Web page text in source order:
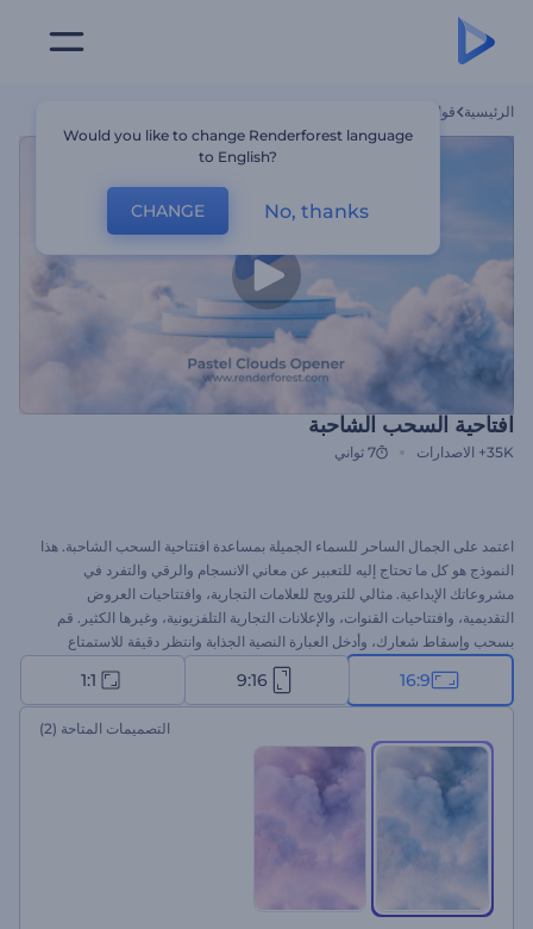
الرئيسية قوالب
افتاحية السحب الشاحبة
35K+ الاصدارات 7 ثواني
اعتمد على الجمال الساحر للسماء الجميلة بمساعدة افتتاحية السحب الشاحبة. هذا
النموذج هو كل ما تحتاج إليه للتعبير عن معاني الانسجام والرقي والتفرد في
مشروعاتك الإبداعية. مثالي للترويج للعلامات التجارية، وافتتاحيات العروض
التقديمية، وافتتاحيات القنوات، والإعلانات التجارية التلفزيونية، وغيرها الكثير. قم
بسحب وإسقاط شعارك، وأدخل العبارة النصية الجذابة وانتظر دقيقة للاستمتاع
بمقطع فيديو احترافي. لن تحتاج إلى أي شيء آخر لتلفت الأنظار. جرب الآن!
16:9
9:16
1:1
التصميمات المتاحة (2)
Would you like to change Renderforest language
to English?
CHANGE No, thanks